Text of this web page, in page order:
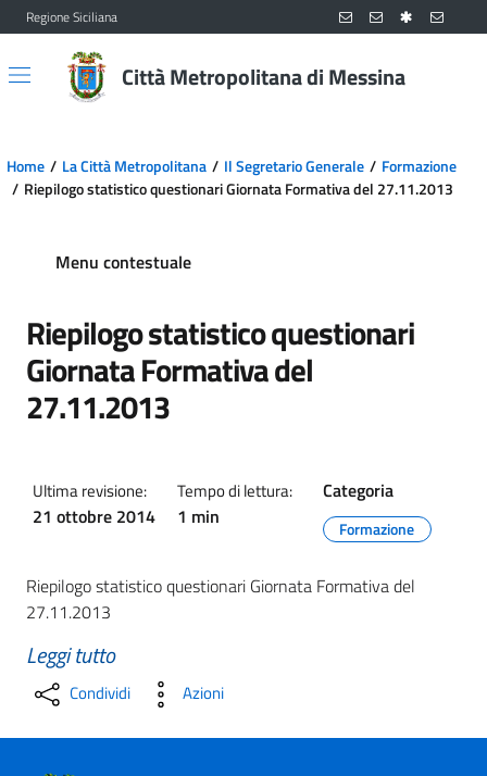
Vai al contenuto principale
Vai al menu principale
Regione Siciliana
Città Metropolitana di Messina
Home La Città Metropolitana Il Segretario Generale
Formazione
Riepilogo statistico questionari Giornata Formativa del 27.11.2013
Menu contestuale
Riepilogo statistico questionari
Giornata Formativa del
27.11.2013
Ultima revisione:
21 ottobre 2014
Tempo di lettura:
1 min
Categoria
Formazione
Riepilogo statistico questionari Giornata Formativa del
27.11.2013
Leggi tutto
Condividi Azioni